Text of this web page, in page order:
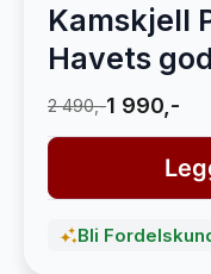
Kamskjell
Havets
2 490,-1 990,-
Bli